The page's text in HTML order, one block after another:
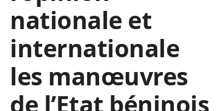
nationale et
internationale
les manœuvres
de l’Etat béninois